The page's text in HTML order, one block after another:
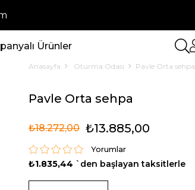
Ürünler
Anasayfa Oturma Odası Pavle Orta sehpa
Pavle Orta sehpa
₺18.272,00 ₺13.885,00
Yorumlar
₺1.835,44 `den başlayan taksitlerle